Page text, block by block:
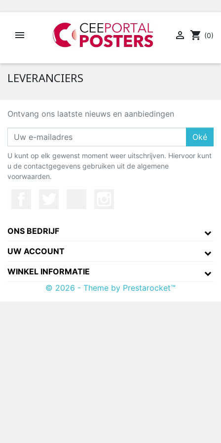
  shopping_cart (0)
LEVERANCIERS
Ontvang ons laatste nieuws en aanbiedingen
Oké
U kunt op elk gewenst moment weer uitschrijven. Hiervoor kunt
u de contactgegevens gebruiken uit de algemene
voorwaarden.
ONS BEDRIJF
UW ACCOUNT
WINKEL INFORMATIE
© 2026 - Theme by Prestarocket™